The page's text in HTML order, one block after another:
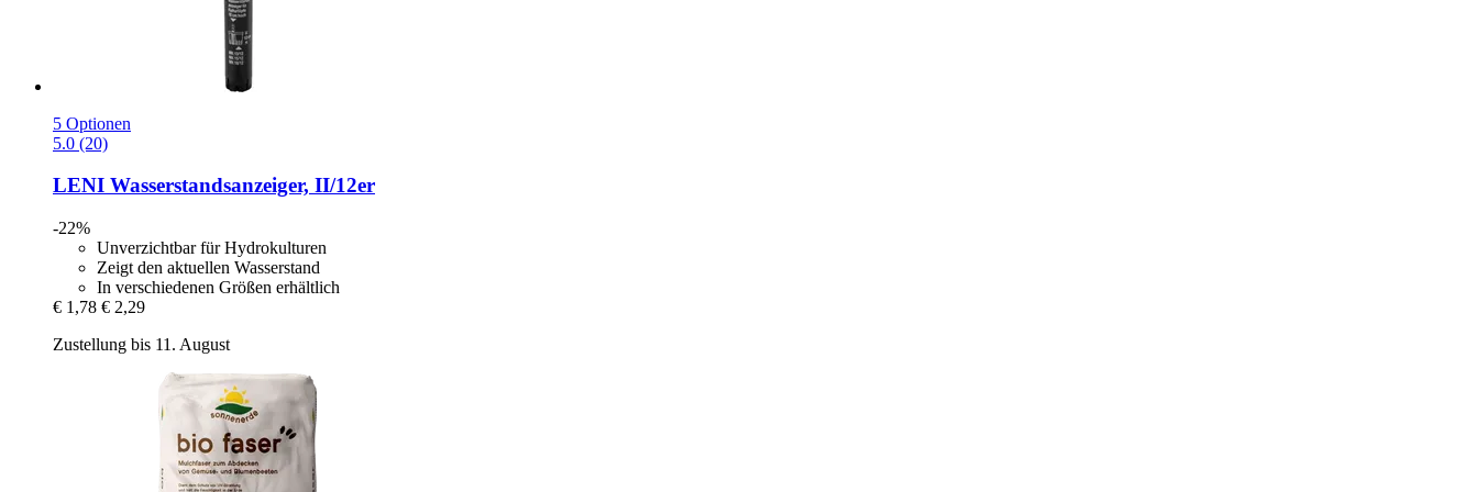
5 Optionen
5.0 (20)
LENI Wasserstandsanzeiger, II/12er
-22%
Unverzichtbar für Hydrokulturen
Zeigt den aktuellen Wasserstand
In verschiedenen Größen erhältlich
€ 1,78 € 2,29
Zustellung bis 11. August